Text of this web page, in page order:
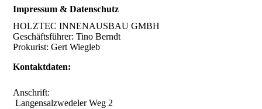
Impressum & Datenschutz
HOLZTEC INNENAUSBAU GMBH
Geschäftsführer: Tino Berndt
Prokurist: Gert Wiegleb
Kontaktdaten:
Anschrift:
Langensalzwedeler Weg 2